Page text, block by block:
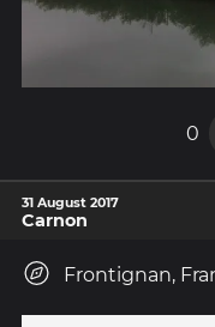
0
31 August 2017
Carnon
Frontignan,